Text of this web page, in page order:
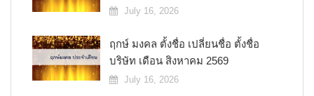
July 16, 2026
ฤกษ์ มงคล ตั้งชื่อ เปลี่ยนชื่อ ตั้งชื่อ
บริษัท เดือน สิงหาคม 2569
July 16, 2026